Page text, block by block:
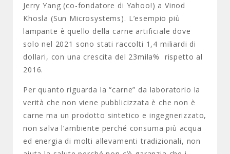
Jerry Yang (co-fondatore di Yahoo!) a Vinod
Khosla (Sun Microsystems). L’esempio più
lampante è quello della carne artificiale dove
solo nel 2021 sono stati raccolti 1,4 miliardi di
dollari, con una crescita del 23mila% rispetto al
2016.
Per quanto riguarda la “carne” da laboratorio la
verità che non viene pubblicizzata è che non è
carne ma un prodotto sintetico e ingegnerizzato,
non salva l’ambiente perché consuma più acqua
ed energia di molti allevamenti tradizionali, non